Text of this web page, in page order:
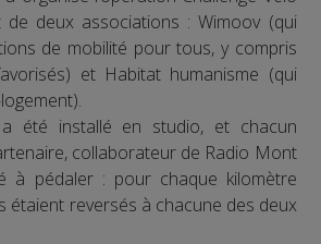
deux associations : Wimoov (qui
de mobilité pour tous, y compris
et Habitat humanisme (qui
été installé en studio, et chacun
collaborateur de Radio Mont
à pédaler : pour chaque kilomètre
étaient reversés à chacune des deux